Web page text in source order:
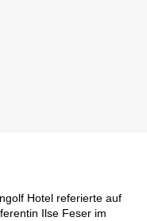
Hotel referierte auf
Ilse Feser im